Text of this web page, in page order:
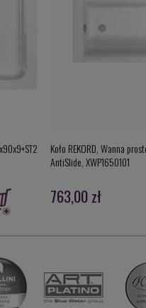
Koło REKORD, Wanna
AntiSlide, XWP1650101
763,00 zł